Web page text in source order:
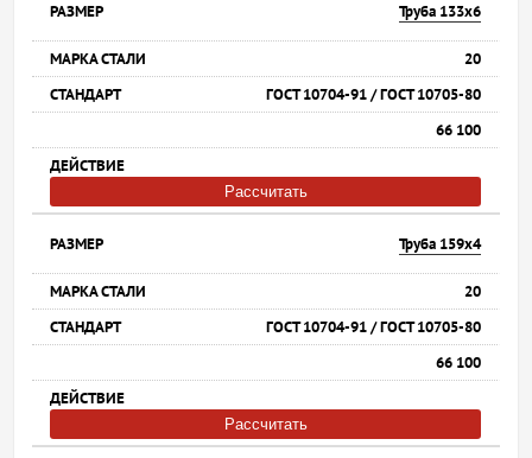
Труба 133х6
20
ГОСТ 10704-91 / ГОСТ 10705-80
66 100
Рассчитать
Труба 159х4
20
ГОСТ 10704-91 / ГОСТ 10705-80
66 100
Рассчитать